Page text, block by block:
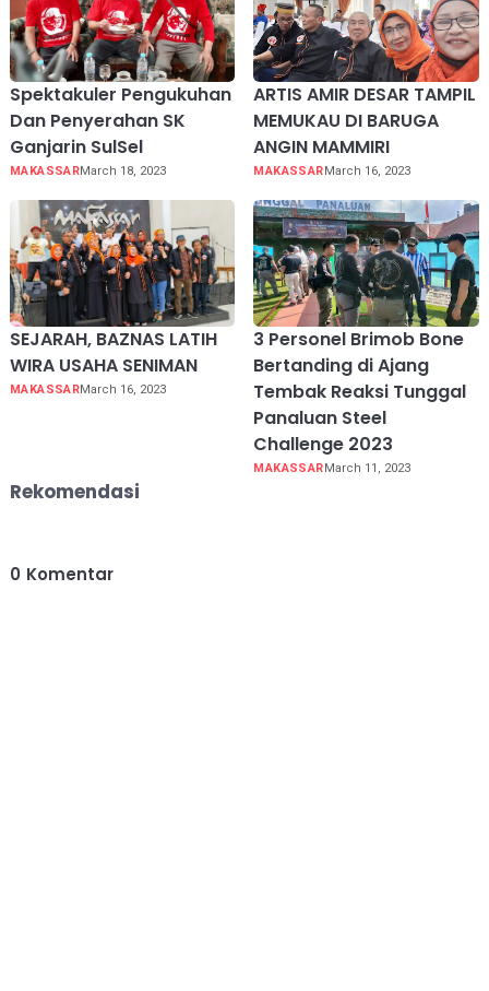
Spektakuler Pengukuhan
Dan Penyerahan SK
Ganjarin SulSel
MAKASSARMarch 18, 2023
ARTIS AMIR DESAR TAMPIL
MEMUKAU DI BARUGA
ANGIN MAMMIRI
MAKASSARMarch 16, 2023
SEJARAH, BAZNAS LATIH
WIRA USAHA SENIMAN
MAKASSARMarch 16, 2023
3 Personel Brimob Bone
Bertanding di Ajang
Tembak Reaksi Tunggal
Panaluan Steel
Challenge 2023
MAKASSARMarch 11, 2023
Rekomendasi
0 Komentar